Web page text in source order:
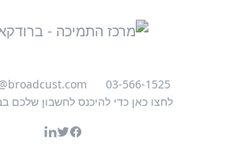
03-566-1525
לחצו כאן כדי להיכנס לחשבון שלכם